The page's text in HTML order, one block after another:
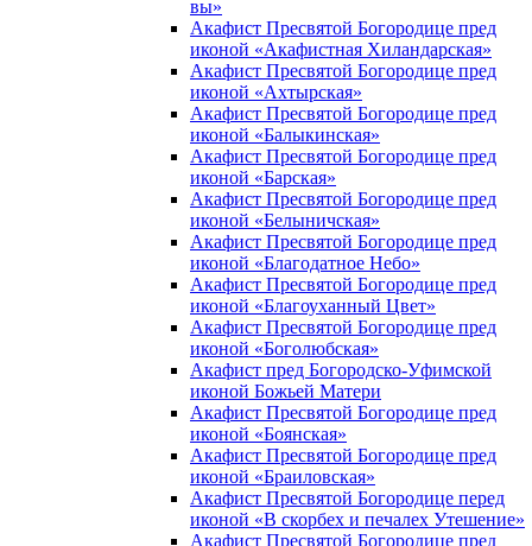
вы»
Акафист Пресвятой Богородице пред
иконой «Акафистная Хиландарская»
Акафист Пресвятой Богородице пред
иконой «Ахтырская»
Акафист Пресвятой Богородице пред
иконой «Балыкинская»
Акафист Пресвятой Богородице пред
иконой «Барская»
Акафист Пресвятой Богородице пред
иконой «Белыничская»
Акафист Пресвятой Богородице пред
иконой «Благодатное Небо»
Акафист Пресвятой Богородице пред
иконой «Благоуханный Цвет»
Акафист Пресвятой Богородице пред
иконой «Боголюбская»
Акафист пред Богородско-Уфимской
иконой Божьей Матери
Акафист Пресвятой Богородице пред
иконой «Боянская»
Акафист Пресвятой Богородице пред
иконой «Браиловская»
Акафист Пресвятой Богородице перед
иконой «В скорбех и печалех Утешение»
Акафист Пресвятой Богородице пред